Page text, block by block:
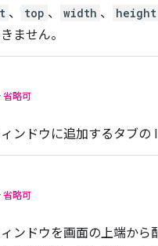
、 top 、 width 、 height
ません。
省略可
ンドウに追加するタブの
省略可
ンドウを画面の上端から